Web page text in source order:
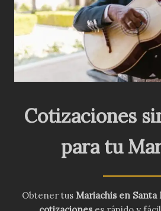
Cotizaciones
para tu
Obtener tus Mariachis en Santa